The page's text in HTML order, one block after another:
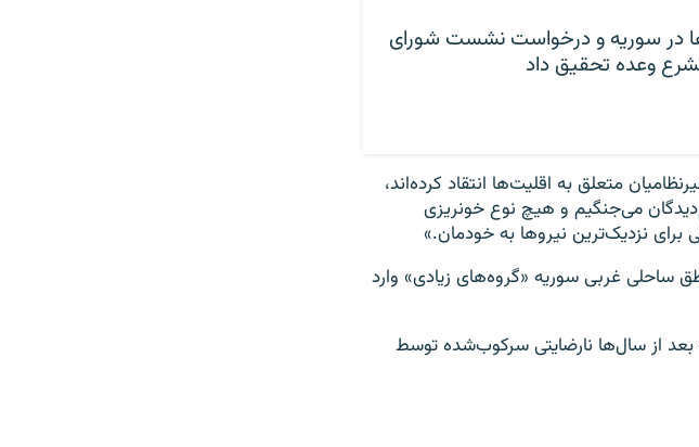
در سوریه و درخواست نشست شورای
وعده تحقیق داد
متعلق به اقلیت‌ها انتقاد کرده‌اند،
می‌جنگیم و هیچ نوع خونریزی
برای نزدیک‌ترین نیروها به خودمان.»
ساحلی غربی سوریه «گروه‌های زیادی» وارد
بعد از سال‌ها نارضایتی سرکوب‌شده توسط